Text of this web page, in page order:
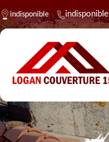
indisponible indisponible